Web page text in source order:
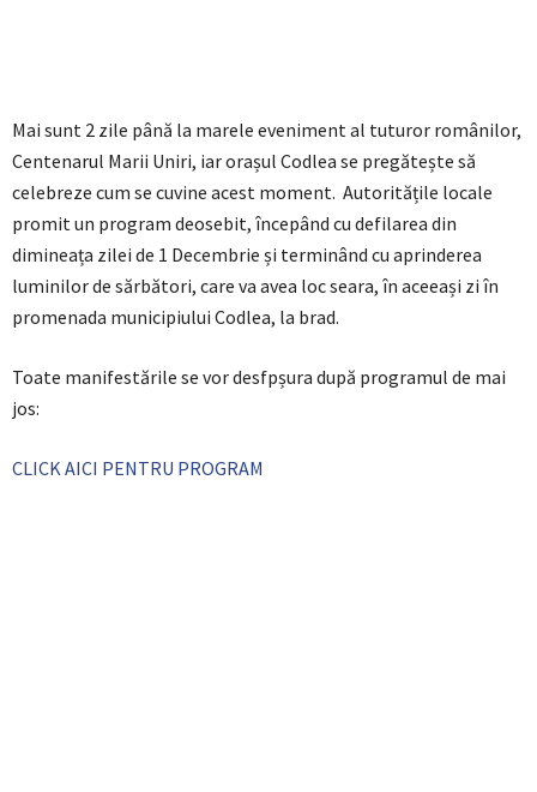
Mai sunt 2 zile până la marele eveniment al tuturor românilor,
Centenarul Marii Uniri, iar orașul Codlea se pregătește să
celebreze cum se cuvine acest moment. Autoritățile locale
promit un program deosebit, începând cu defilarea din
dimineața zilei de 1 Decembrie și terminând cu aprinderea
luminilor de sărbători, care va avea loc seara, în aceeași zi în
promenada municipiului Codlea, la brad.
Toate manifestările se vor desfpșura după programul de mai
jos:
CLICK AICI PENTRU PROGRAM